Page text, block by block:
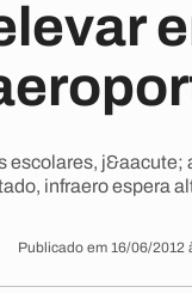
infraero espera
Publicado em 16/06/2012